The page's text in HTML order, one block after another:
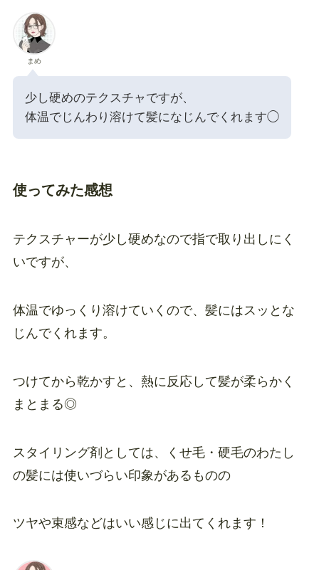
まめ
少し硬めのテクスチャですが、
体温でじんわり溶けて髪になじんでくれます◯
使ってみた感想
テクスチャーが少し硬めなので指で取り出しにく
いですが、
体温でゆっくり溶けていくので、髪にはスッとな
じんでくれます。
つけてから乾かすと、熱に反応して髪が柔らかく
まとまる◎
スタイリング剤としては、くせ毛・硬毛のわたし
の髪には使いづらい印象があるものの
ツヤや束感などはいい感じに出てくれます！